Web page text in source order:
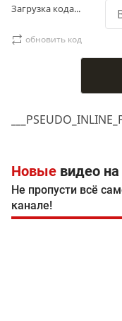
Загрузка кода...
обновить код
Новые видео
Не пропусти всё
канале!